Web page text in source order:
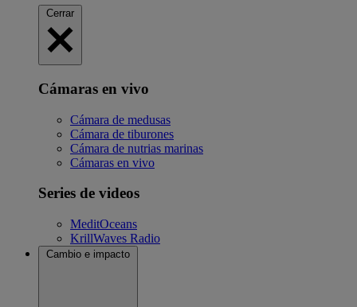
Cerrar
Cámaras en vivo
Cámara de medusas
Cámara de tiburones
Cámara de nutrias marinas
Cámaras en vivo
Series de videos
MeditOceans
KrillWaves Radio
Cambio e impacto